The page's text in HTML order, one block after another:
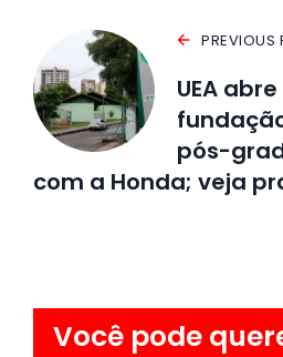
PREVIOUS
UEA
pós-
com a Honda; veja
Você pode